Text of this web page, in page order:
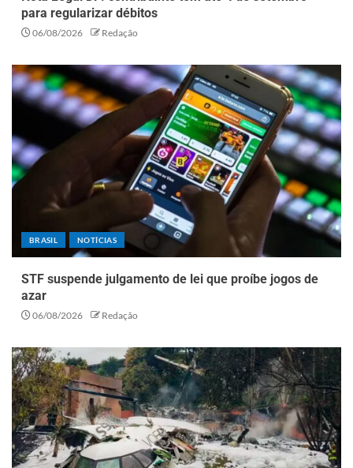
para regularizar débitos
06/08/2026 Redação
BRASIL NOTÍCIAS
STF suspende julgamento de lei que proíbe jogos de
azar
06/08/2026 Redação